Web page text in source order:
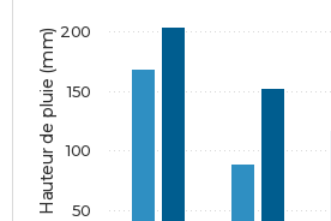
Hauteur de pluie (mm) 50
100
150
200